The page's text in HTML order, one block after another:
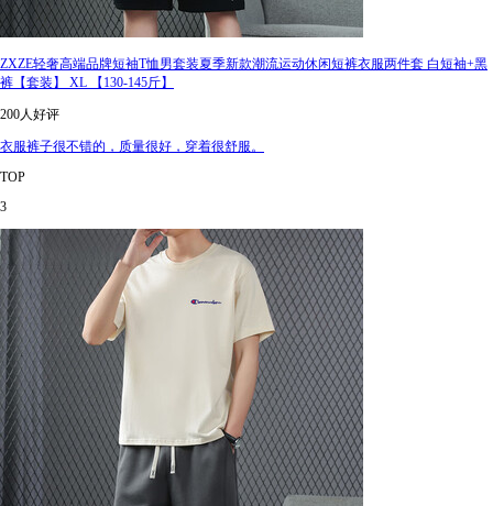
ZXZE轻奢高端品牌短袖T恤男套装夏季新款潮流运动休闲短裤衣服两件套 白短袖+黑
裤【套装】 XL 【130-145斤】
200人好评
衣服裤子很不错的，质量很好，穿着很舒服。
TOP
3